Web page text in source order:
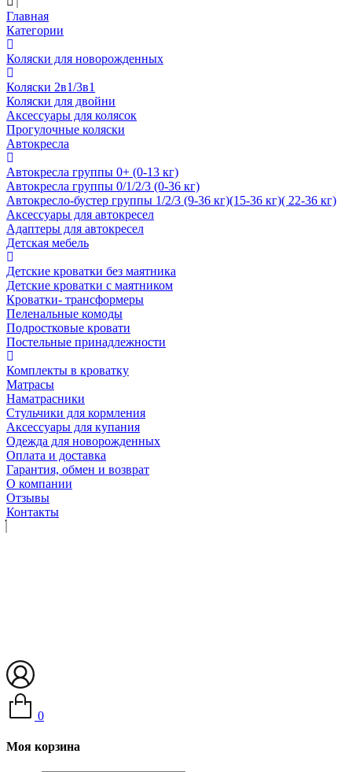
Главная
Категории
Коляски для новорожденных
Коляски 2в1/3в1
Коляски для двойни
Аксессуары для колясок
Прогулочные коляски
Автокресла
Автокресла группы 0+ (0-13 кг)
Автокресла группы 0/1/2/3 (0-36 кг)
Автокресло-бустер группы 1/2/3 (9-36 кг)(15-36 кг)( 22-36 кг)
Аксессуары для автокресел
Адаптеры для автокресел
Детская мебель
Детские кроватки без маятника
Детские кроватки с маятником
Кроватки- трансформеры
Пеленальные комоды
Подростковые кровати
Постельные принадлежности
Комплекты в кроватку
Матрасы
Наматрасники
Стульчики для кормления
Аксессуары для купания
Одежда для новорожденных
Оплата и доставка
Гарантия, обмен и возврат
О компании
Отзывы
Контакты
0
Моя корзина